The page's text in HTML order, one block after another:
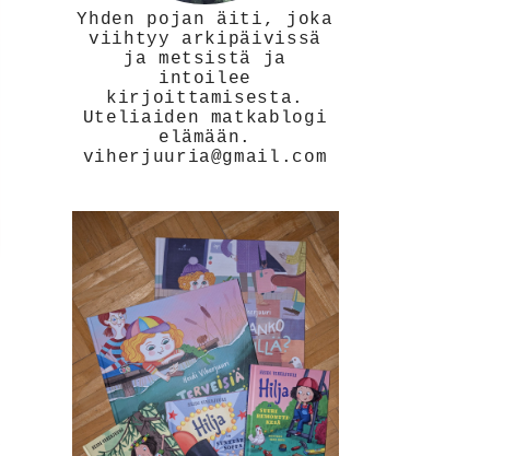
Yhden pojan äiti, joka
viihtyy arkipäivissä
ja metsistä ja
intoilee
kirjoittamisesta.
Uteliaiden matkablogi
elämään.
viherjuuria@gmail.com